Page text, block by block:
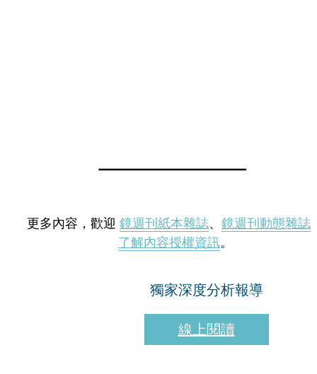
更多內容，歡迎 鏡週刊紙本雜誌、 鏡週刊動態雜誌
了解內容授權資訊。
獨家深度分析報導
線上閱讀